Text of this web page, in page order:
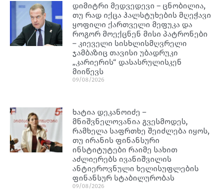
დიმიტრი მედვედევი – ცნობილია,
თუ რად იქცა ჰალსტუხების მღეჭავი
ყოფილი ქართველი მეფუკა და
როგორ მოექცნენ მისი პატრონები
– კიეველი სისხლისმღვრელი
ჯამბაზიც თავისი უბადრუკი
„კარიერის“ დასასრულისკენ
მიიწევს
09/08/2026
ხატია დეკანოიძე –
მნიშვნელოვანია გვესმოდეს,
რამხელა საფრთხე შეიძლება იყოს,
თუ ირანის ფინანსური
ინსტიტუტები რაიმე სახით
აძლიერებს ივანიშვილის
ანტიეროვნული ხელისუფლების
ფინანსურ სტაბილურობას
09/08/2026